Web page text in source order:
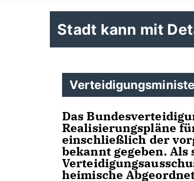
Stadt kann mit
Das
Realisierungspläne
einschließlich der
bekannt gegeben.
heimische